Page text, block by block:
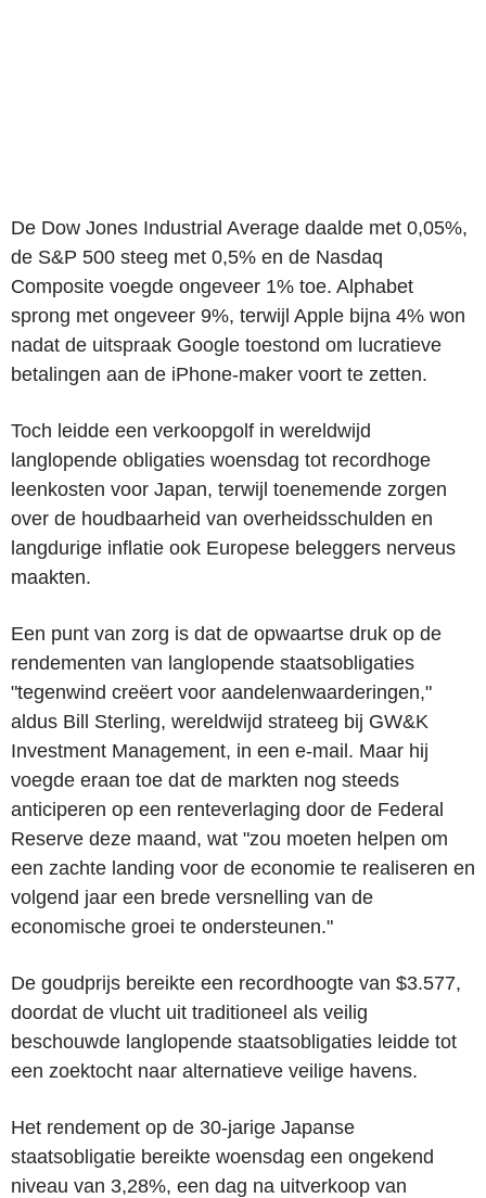
De Dow Jones Industrial Average daalde met 0,05%,
de S&P 500 steeg met 0,5% en de Nasdaq
Composite voegde ongeveer 1% toe. Alphabet
sprong met ongeveer 9%, terwijl Apple bijna 4% won
nadat de uitspraak Google toestond om lucratieve
betalingen aan de iPhone-maker voort te zetten.
Toch leidde een verkoopgolf in wereldwijd
langlopende obligaties woensdag tot recordhoge
leenkosten voor Japan, terwijl toenemende zorgen
over de houdbaarheid van overheidsschulden en
langdurige inflatie ook Europese beleggers nerveus
maakten.
Een punt van zorg is dat de opwaartse druk op de
rendementen van langlopende staatsobligaties
"tegenwind creëert voor aandelenwaarderingen,"
aldus Bill Sterling, wereldwijd strateeg bij GW&K
Investment Management, in een e-mail. Maar hij
voegde eraan toe dat de markten nog steeds
anticiperen op een renteverlaging door de Federal
Reserve deze maand, wat "zou moeten helpen om
een zachte landing voor de economie te realiseren en
volgend jaar een brede versnelling van de
economische groei te ondersteunen."
De goudprijs bereikte een recordhoogte van $3.577,
doordat de vlucht uit traditioneel als veilig
beschouwde langlopende staatsobligaties leidde tot
een zoektocht naar alternatieve veilige havens.
Het rendement op de 30-jarige Japanse
staatsobligatie bereikte woensdag een ongekend
niveau van 3,28%, een dag na uitverkoop van